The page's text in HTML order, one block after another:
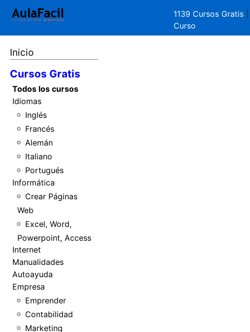
1139 Cursos Gratis
Curso
Inicio
Cursos Gratis
Todos los cursos
Idiomas
Inglés
Francés
Alemán
Italiano
Portugués
Informática
Crear Páginas
Web
Excel, Word,
Powerpoint, Access
Internet
Manualidades
Autoayuda
Empresa
Emprender
Contabilidad
Marketing